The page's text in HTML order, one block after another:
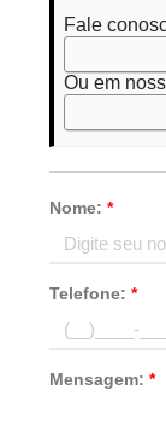
Fale
Ou em
Nome:*
Telefone:*
Mensagem:*